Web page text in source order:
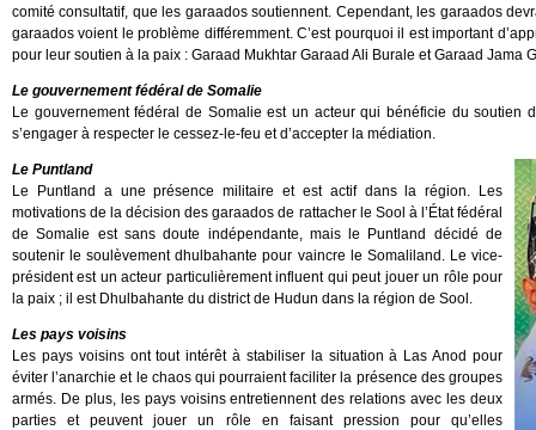
comité consultatif, que les garaados soutiennent. Cependant, les garaados
garaados voient le problème différemment. C’est pourquoi il est important
pour leur soutien à la paix : Garaad Mukhtar Garaad Ali Burale et Garaad Jama
Le gouvernement fédéral de Somalie
Le gouvernement fédéral de Somalie est un acteur qui bénéficie du
s’engager à respecter le cessez-le-feu et d’accepter la médiation.
Le Puntland
Le Puntland a une présence militaire et est actif dans la région. Les
motivations de la décision des garaados de rattacher le Sool à l’État fédéral
de Somalie est sans doute indépendante, mais le Puntland décidé de
soutenir le soulèvement dhulbahante pour vaincre le Somaliland. Le vice-
président est un acteur particulièrement influent qui peut jouer un rôle pour
la paix ; il est Dhulbahante du district de Hudun dans la région de Sool.
Les pays voisins
Les pays voisins ont tout intérêt à stabiliser la situation à Las Anod pour
éviter l’anarchie et le chaos qui pourraient faciliter la présence des groupes
armés. De plus, les pays voisins entretiennent des relations avec les deux
parties et peuvent jouer un rôle en faisant pression pour qu’elles